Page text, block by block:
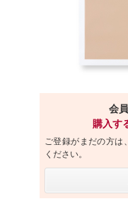
会
購入す
ご登録がまだの方は
ください。